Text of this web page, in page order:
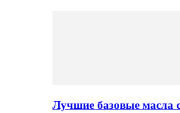
Лучшие базовые масла